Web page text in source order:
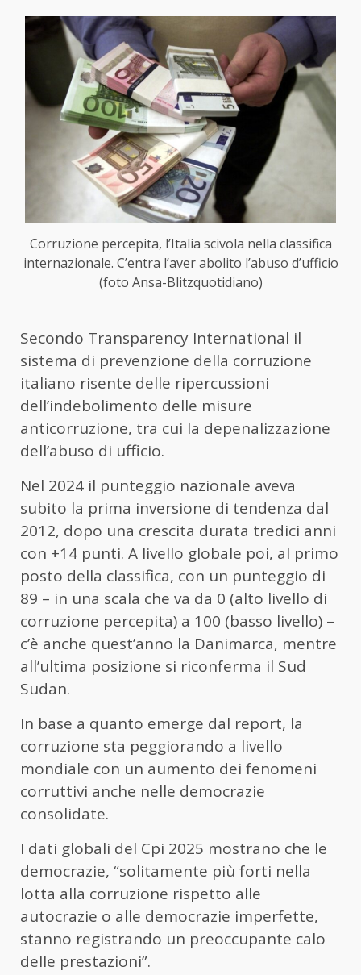
Corruzione percepita, l’Italia scivola nella classifica
internazionale. C’entra l’aver abolito l’abuso d’ufficio
(foto Ansa-Blitzquotidiano)
Secondo Transparency International il
sistema di prevenzione della corruzione
italiano risente delle ripercussioni
dell’indebolimento delle misure
anticorruzione, tra cui la depenalizzazione
dell’abuso di ufficio.
Nel 2024 il punteggio nazionale aveva
subito la prima inversione di tendenza dal
2012, dopo una crescita durata tredici anni
con +14 punti. A livello globale poi, al primo
posto della classifica, con un punteggio di
89 – in una scala che va da 0 (alto livello di
corruzione percepita) a 100 (basso livello) –
c’è anche quest’anno la Danimarca, mentre
all’ultima posizione si riconferma il Sud
Sudan.
In base a quanto emerge dal report, la
corruzione sta peggiorando a livello
mondiale con un aumento dei fenomeni
corruttivi anche nelle democrazie
consolidate.
I dati globali del Cpi 2025 mostrano che le
democrazie, “solitamente più forti nella
lotta alla corruzione rispetto alle
autocrazie o alle democrazie imperfette,
stanno registrando un preoccupante calo
delle prestazioni”.